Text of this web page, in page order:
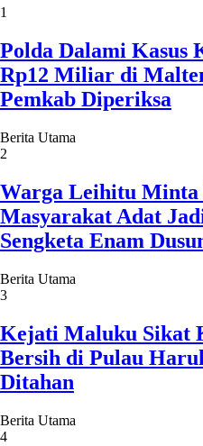
1
Polda Dalami Kasus
Rp12 Miliar di
Pemkab Diperiksa
Berita Utama
2
Warga Leihitu Minta
Masyarakat Adat
Sengketa Enam
Berita Utama
3
Kejati Maluku Sikat
Bersih di Pulau
Ditahan
Berita Utama
4